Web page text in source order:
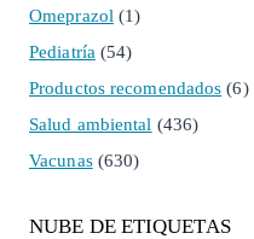
Omeprazol (1)
Pediatría (54)
Productos recomendados (6)
Salud ambiental (436)
Vacunas(630)
NUBE DE ETIQUETAS